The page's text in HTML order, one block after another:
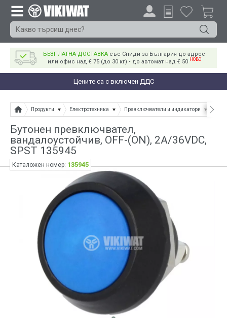
БЕЗПЛАТНА ДОСТАВКА със Спиди за България до адрес
или офис над € 75 (до 30 кг) • до автомат над € 50 НОВО
Цените са с включен ДДС
Продукти Електротехника Превключватели и индикатори
Бутонен превключвател,
вандалоустойчив, OFF-(ON), 2A/36VDC,
SPST 135945
Каталожен номер: 135945